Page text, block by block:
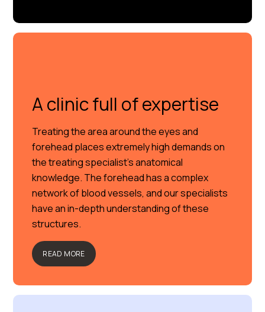
A clinic full of expertise
Treating the area around the eyes and
forehead places extremely high demands on
the treating specialist’s anatomical
knowledge. The forehead has a complex
network of blood vessels, and our specialists
have an in-depth understanding of these
structures.
READ MORE